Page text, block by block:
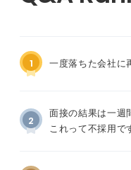
1 一度落ちた会社に
2
面接の結果は一週
これって不採用で